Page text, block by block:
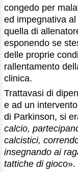
congedo per
ed impegnativa
quella di
esponendo se
delle proprie
rallentamento
clinica.
Trattavasi di
e ad un
di Parkinson, si
calcio,
calcistici,
insegnando ai
tattiche di gioco».